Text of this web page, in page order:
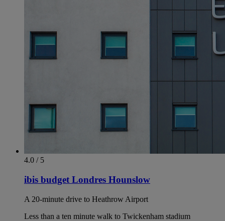
4.0 / 5
ibis budget Londres Hounslow
A 20-minute drive to Heathrow Airport
Less than a ten minute walk to Twickenham stadium